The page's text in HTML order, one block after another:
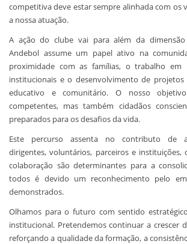
competitiva deve estar sempre alinhada com os
a nossa atuação.
A ação do clube vai para além da
Andebol assume um papel ativo na
proximidade com as famílias, o trabalho em
institucionais e o desenvolvimento de projetos
educativo e comunitário. O nosso
competentes, mas também cidadãos
preparados para os desafios da vida.
Este percurso assenta no contributo de
dirigentes, voluntários, parceiros e
colaboração são determinantes para a
todos é devido um reconhecimento pelo
demonstrados.
Olhamos para o futuro com sentido
institucional. Pretendemos continuar a crescer
reforçando a qualidade da formação, a